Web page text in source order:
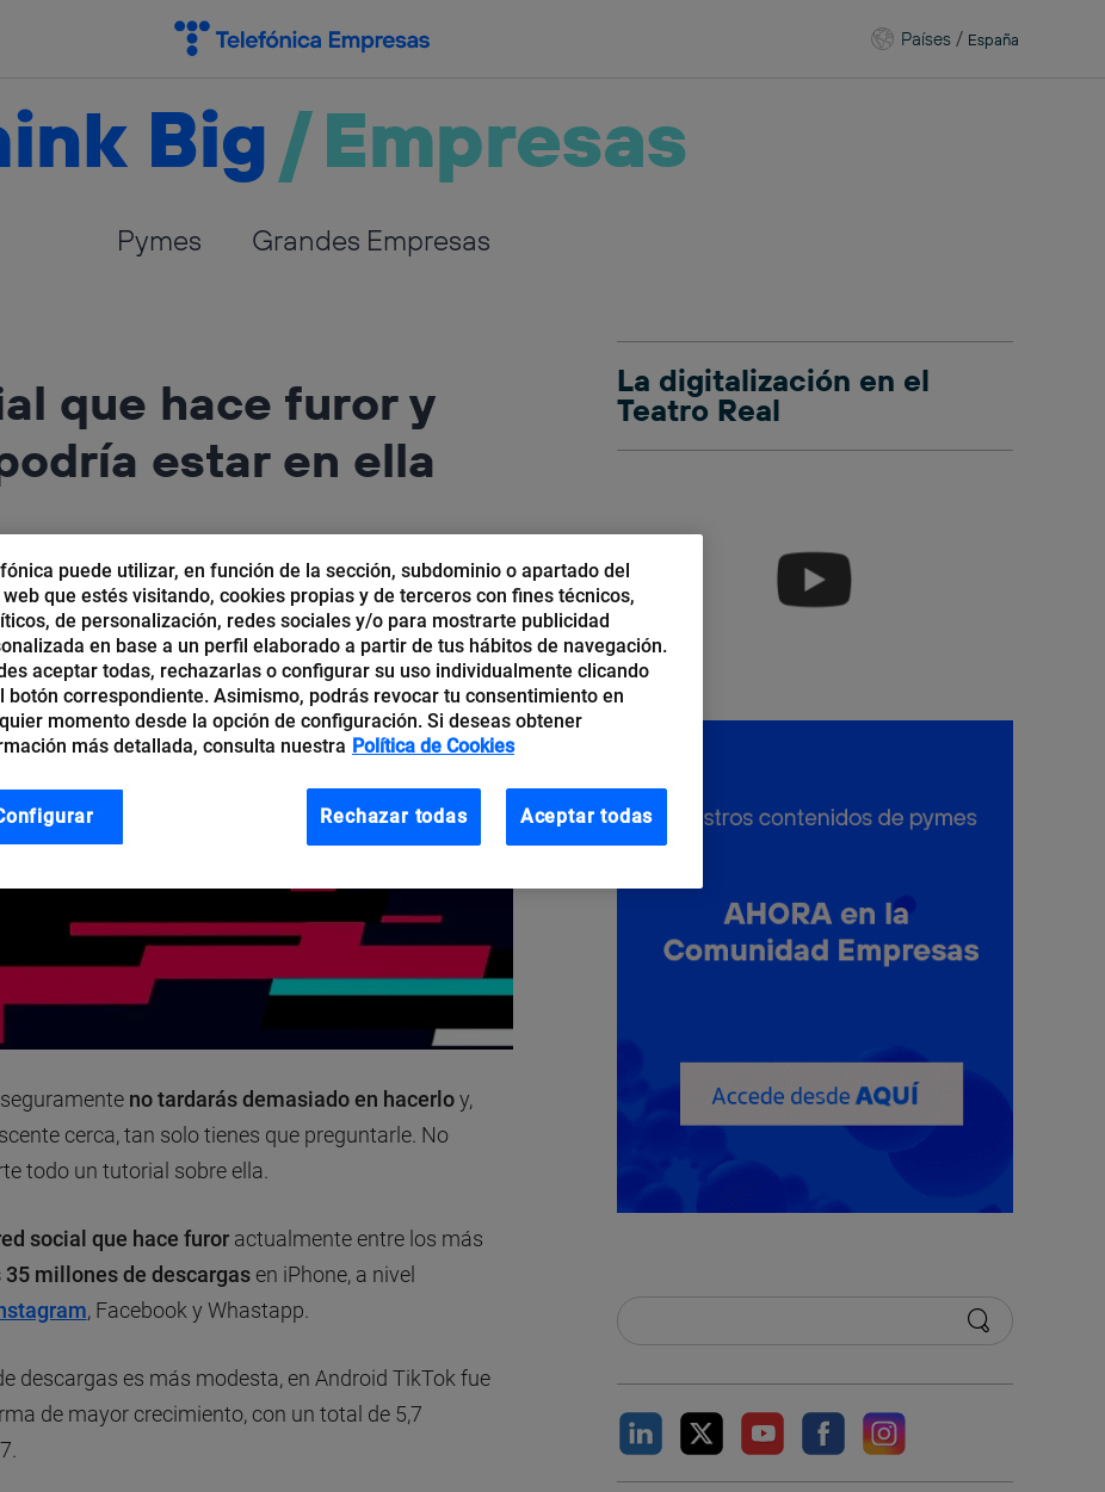
Países / España
Big/Empresas
Pymes Grandes Empresas
que hace furor y
estar en ella
no tardarás demasiado en hacerloy,
cerca, tan solo tienes que preguntarle. No
todo un tutorial sobre ella.
social que hace furoractualmente entre los más
35 millones de descargasen iPhone, a nivel
, Facebook y Whastapp.
descargas es más modesta, en Android TikTok fue
de mayor crecimiento, con un total de 5,7
La digitalización en el
Teatro Real
puede utilizar, en función de la sección, subdominio o apartado del
que estés visitando, cookies propias y de terceros con fines técnicos,
de personalización, redes sociales y/o para mostrarte publicidad
en base a un perfil elaborado a partir de tus hábitos de navegación.
aceptar todas, rechazarlas o configurar su uso individualmente clicando
botón correspondiente. Asimismo, podrás revocar tu consentimiento en
momento desde la opción de configuración. Si deseas obtener
más detallada, consulta nuestra Política de Cookies
Rechazar todas Aceptar todas